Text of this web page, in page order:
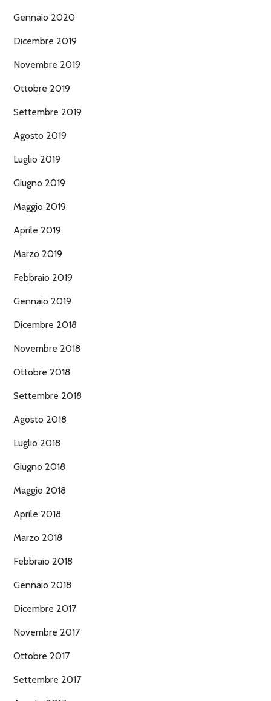
Gennaio 2020
Dicembre 2019
Novembre 2019
Ottobre 2019
Settembre 2019
Agosto 2019
Luglio 2019
Giugno 2019
Maggio 2019
Aprile 2019
Marzo 2019
Febbraio 2019
Gennaio 2019
Dicembre 2018
Novembre 2018
Ottobre 2018
Settembre 2018
Agosto 2018
Luglio 2018
Giugno 2018
Maggio 2018
Aprile 2018
Marzo 2018
Febbraio 2018
Gennaio 2018
Dicembre 2017
Novembre 2017
Ottobre 2017
Settembre 2017